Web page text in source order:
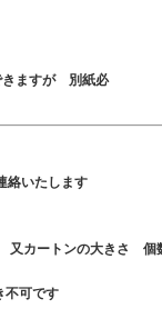
きますが 別紙必
絡いたします
又カートンの大きさ 個
不可です